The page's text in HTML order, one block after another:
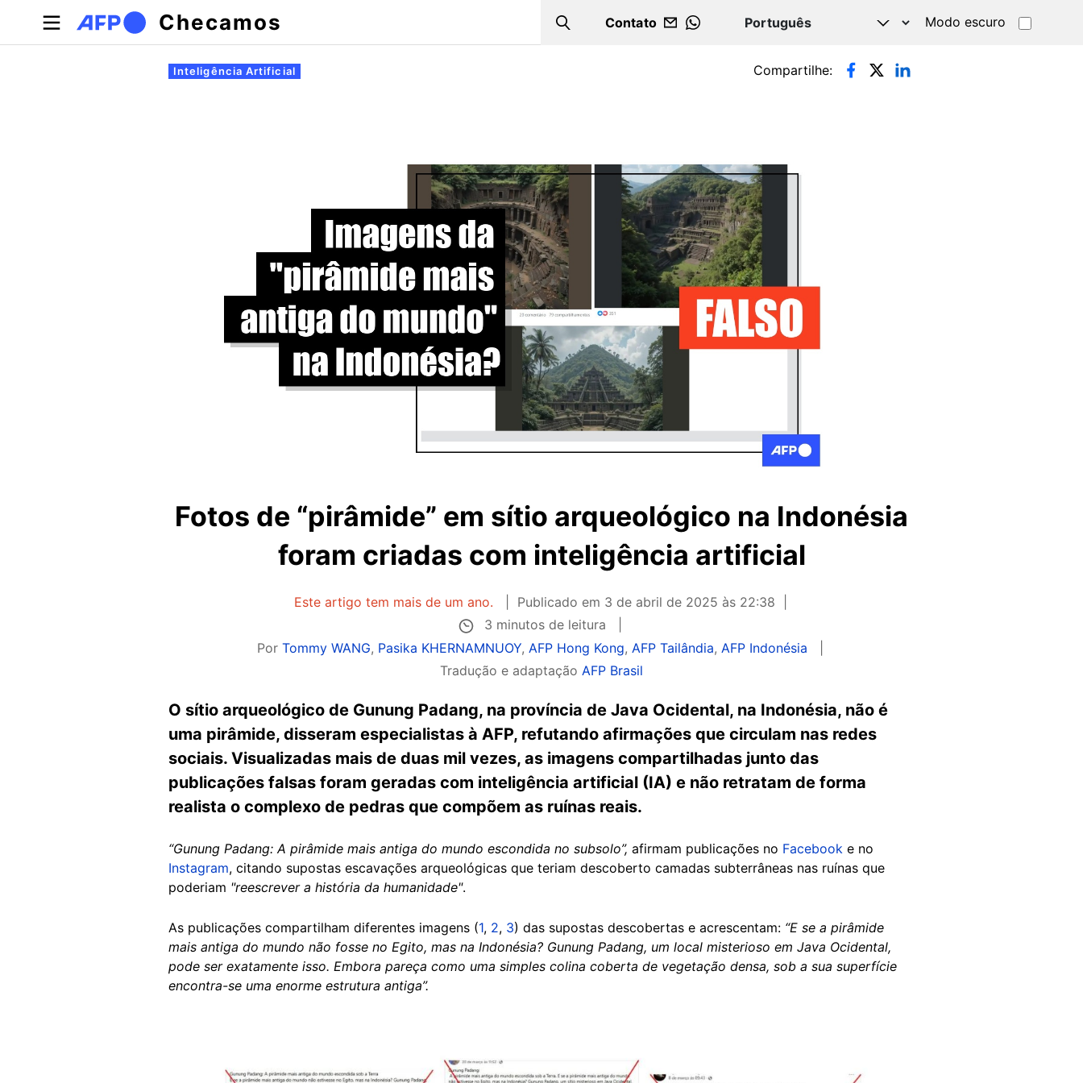
Pular para o conteúdo principal
Checamos Search
Contato
WHATSAPP
Modo escuro
Abas primárias
Inteligência Artificial Compartilhe:
Fotos de “pirâmide” em sítio arqueológico na Indonésia
foram criadas com inteligência artificial
Este artigo tem mais de um ano. Publicado em 3 de abril de 2025 às 22:38
3 minutos de leitura
PorTommy WANG, Pasika KHERNAMNUOY, AFP Hong Kong, AFP Tailândia, AFP Indonésia
Tradução e adaptação AFP Brasil
O sítio arqueológico de Gunung Padang, na província de Java Ocidental, na Indonésia, não é
uma pirâmide, disseram especialistas à AFP, refutando afirmações que circulam nas redes
sociais. Visualizadas mais de duas mil vezes, as imagens compartilhadas junto das
publicações falsas foram geradas com inteligência artificial (IA) e não retratam de forma
realista o complexo de pedras que compõem as ruínas reais.
“Gunung Padang: A pirâmide mais antiga do mundo escondida no subsolo”, afirmam publicações no Facebook e no
Instagram, citando supostas escavações arqueológicas que teriam descoberto camadas subterrâneas nas ruínas que
poderiam "reescrever a história da humanidade".
As publicações compartilham diferentes imagens (1, 2, 3) das supostas descobertas e acrescentam: “E se a pirâmide
mais antiga do mundo não fosse no Egito, mas na Indonésia? Gunung Padang, um local misterioso em Java Ocidental,
pode ser exatamente isso. Embora pareça como uma simples colina coberta de vegetação densa, sob a sua superfície
encontra-se uma enorme estrutura antiga”.